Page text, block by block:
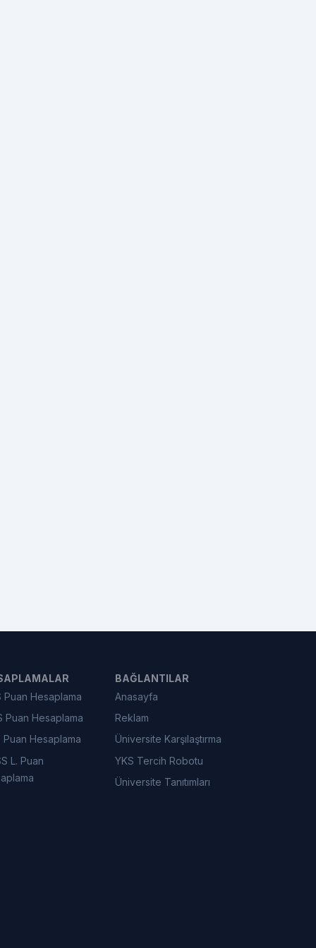
Puan Hesaplama
Puan Hesaplama
Puan Hesaplama
L. Puan
BAĞLANTILAR
Anasayfa
Reklam
Üniversite Karşılaştırma
YKS Tercih Robotu
Üniversite Tanıtımları